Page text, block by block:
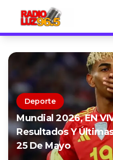
Deporte
Mundial 2026, EN
Resultados Y
25 De Mayo